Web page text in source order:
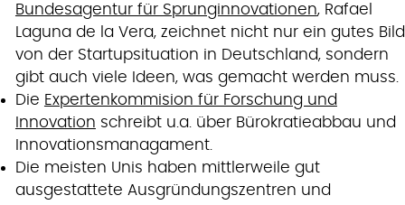
Bundesagentur für Sprunginnovationen, Rafael
Laguna de la Vera, zeichnet nicht nur ein gutes Bild
von der Startupsituation in Deutschland, sondern
gibt auch viele Ideen, was gemacht werden muss.
Die Expertenkommision für Forschung und
Innovation schreibt u.a. über Bürokratieabbau und
Innovationsmanagament.
Die meisten Unis haben mittlerweile gut
ausgestattete Ausgründungszentren und